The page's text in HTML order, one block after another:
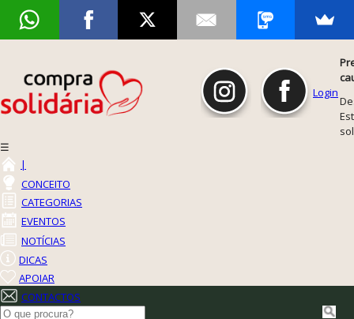
Login
☰
|
CONCEITO
CATEGORIAS
EVENTOS
NOTÍCIAS
DICAS
APOIAR
CONTACTOS